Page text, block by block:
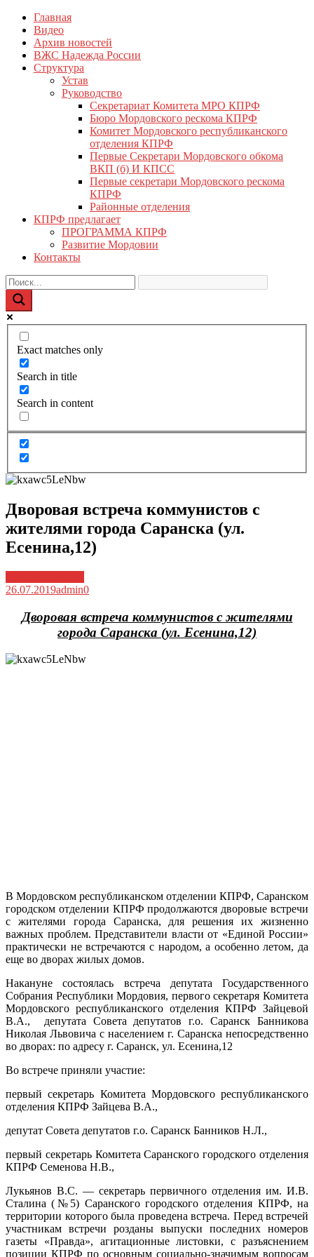
Перейти
содержимому
КПРФ Мордовия
Мордовское Региональное отделение КПРФ
Главная
Видео
Архив новостей
ВЖС Надежда России
Структура
Устав
Руководство
Секретариат Комитета МРО КПРФ
Бюро Мордовского рескома КПРФ
Комитет Мордовского республиканского
отделения КПРФ
Первые Секретари Мордовского обкома
ВКП (б) И КПСС
Первые секретари Мордовского рескома
КПРФ
Районные отделения
КПРФ предлагает
ПРОГРАММА КПРФ
Развитие Мордовии
Контакты
Exact matches only
Search in title
Search in content
Дворовая встреча коммунистов с
жителями города Саранска (ул.
Есенина,12)
26.07.2019admin0
Дворовая встреча коммунистов с жителями
города Саранска (ул. Есенина,12)
В Мордовском республиканском отделении КПРФ, Саранском
городском отделении КПРФ продолжаются дворовые встречи
с жителями города Саранска, для решения их жизненно
важных проблем. Представители власти от «Единой России»
практически не встречаются с народом, а особенно летом, да
еще во дворах жилых домов.
Накануне состоялась встреча депутата Государственного
Собрания Республики Мордовия, первого секретаря Комитета
Мордовского республиканского отделения КПРФ Зайцевой
В.А., депутата Совета депутатов г.о. Саранск Банникова
Николая Львовича с населением г. Саранска непосредственно
во дворах: по адресу г. Саранск, ул. Есенина,12
Во встрече приняли участие:
первый секретарь Комитета Мордовского республиканского
отделения КПРФ Зайцева В.А.,
депутат Совета депутатов г.о. Саранск Банников Н.Л.,
первый секретарь Комитета Саранского городского отделения
КПРФ Семенова Н.В.,
Лукьянов В.С. — секретарь первичного отделения им. И.В.
Сталина (№5) Саранского городского отделения КПРФ, на
территории которого была проведена встреча. Перед встречей
участникам встречи розданы выпуски последних номеров
газеты «Правда», агитационные листовки, с разъяснением
позиции КПРФ по основным социально-значимым вопросам